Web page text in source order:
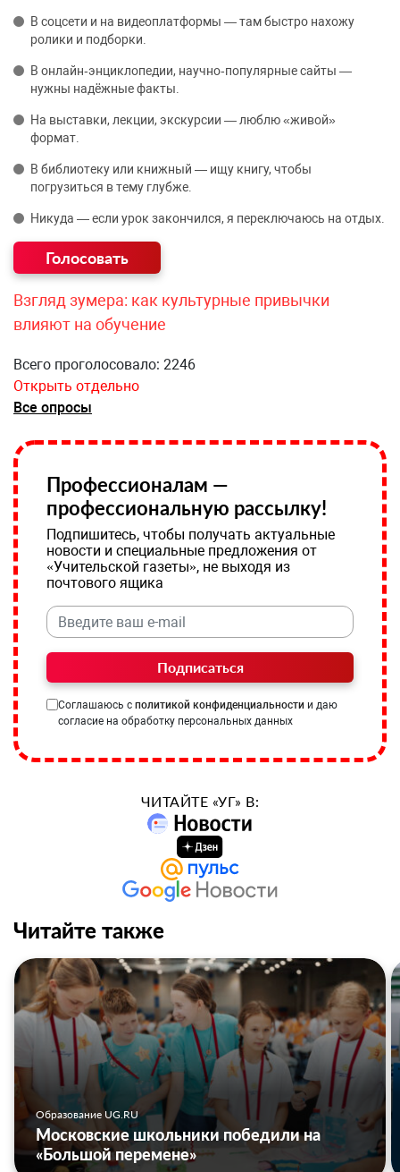
В соцсети и на видеоплатформы — там быстро нахожу
ролики и подборки.
В онлайн‑энциклопедии, научно‑популярные сайты —
нужны надёжные факты.
На выставки, лекции, экскурсии — люблю «живой»
формат.
В библиотеку или книжный — ищу книгу, чтобы
погрузиться в тему глубже.
Никуда — если урок закончился, я переключаюсь на отдых.
Взгляд зумера: как культурные привычки
влияют на обучение
Всего проголосовало: 2246
Открыть отдельно
Все опросы
Профессионалам —
профессиональную рассылку!
Подпишитесь, чтобы получать актуальные
новости и специальные предложения от
«Учительской газеты», не выходя из
почтового ящика
Подписаться
Соглашаюсь с политикой конфиденциальности и даю
согласие на обработку персональных данных
ЧИТАЙТЕ «УГ» В:
Читайте также
Образование UG.RU
Московские школьники победили на
«Большой перемене»